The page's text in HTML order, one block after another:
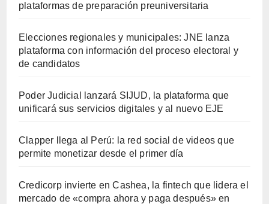
plataformas de preparación preuniversitaria
Elecciones regionales y municipales: JNE lanza
plataforma con información del proceso electoral y
de candidatos
Poder Judicial lanzará SIJUD, la plataforma que
unificará sus servicios digitales y al nuevo EJE
Clapper llega al Perú: la red social de videos que
permite monetizar desde el primer día
Credicorp invierte en Cashea, la fintech que lidera el
mercado de «compra ahora y paga después» en